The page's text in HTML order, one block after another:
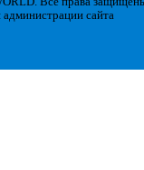
сайта